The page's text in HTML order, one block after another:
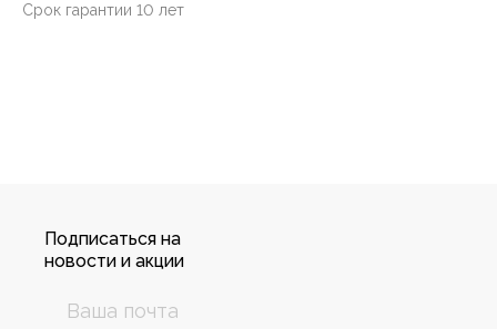
Срок гарантии 10 лет
Подписаться на
новости и акции